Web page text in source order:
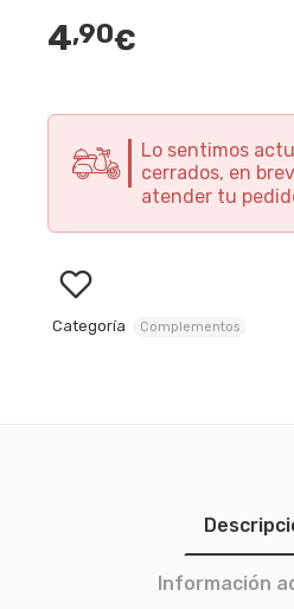
4,90€
Lo sentimos
cerrados, en
atender tu
Categoría Complementos
Información